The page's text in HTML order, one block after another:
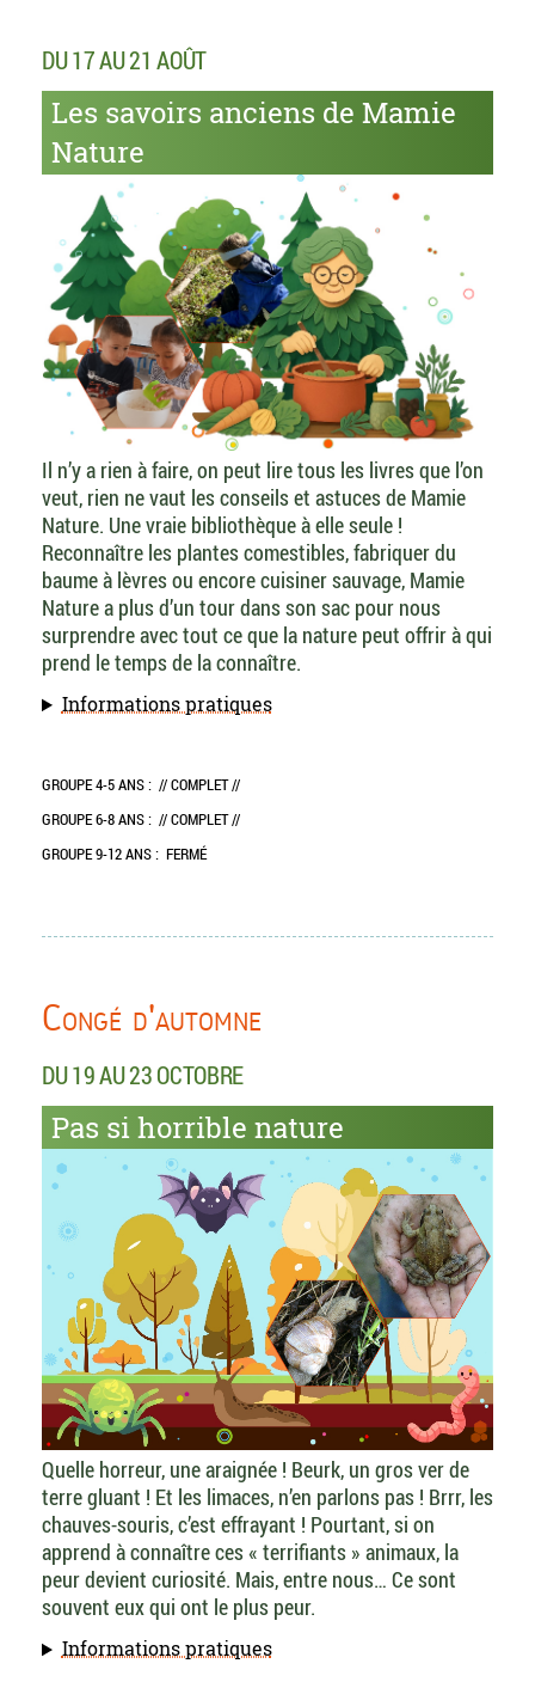
DU 17 AU 21 AOÛT
Les savoirs anciens de Mamie
Nature
Il n’y a rien à faire, on peut lire tous les livres que l’on
veut, rien ne vaut les conseils et astuces de Mamie
Nature. Une vraie bibliothèque à elle seule !
Reconnaître les plantes comestibles, fabriquer du
baume à lèvres ou encore cuisiner sauvage, Mamie
Nature a plus d’un tour dans son sac pour nous
surprendre avec tout ce que la nature peut offrir à qui
prend le temps de la connaître.
Informations pratiques
GROUPE 4-5 ANS : // COMPLET //
GROUPE 6-8 ANS : // COMPLET //
GROUPE 9-12 ANS : FERMÉ
Congé d'automne
DU 19 AU 23 OCTOBRE
Pas si horrible nature
Quelle horreur, une araignée ! Beurk, un gros ver de
terre gluant ! Et les limaces, n’en parlons pas ! Brrr, les
chauves-souris, c’est effrayant ! Pourtant, si on
apprend à connaître ces « terrifiants » animaux, la
peur devient curiosité. Mais, entre nous… Ce sont
souvent eux qui ont le plus peur.
Informations pratiques